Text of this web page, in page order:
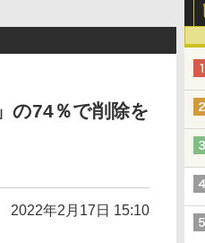
の74％で削除を
2022年2月17日 15:10